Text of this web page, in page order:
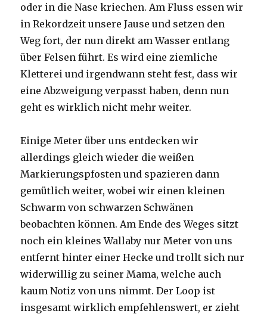
oder in die Nase kriechen. Am Fluss essen wir
in Rekordzeit unsere Jause und setzen den
Weg fort, der nun direkt am Wasser entlang
über Felsen führt. Es wird eine ziemliche
Kletterei und irgendwann steht fest, dass wir
eine Abzweigung verpasst haben, denn nun
geht es wirklich nicht mehr weiter.
Einige Meter über uns entdecken wir
allerdings gleich wieder die weißen
Markierungspfosten und spazieren dann
gemütlich weiter, wobei wir einen kleinen
Schwarm von schwarzen Schwänen
beobachten können. Am Ende des Weges sitzt
noch ein kleines Wallaby nur Meter von uns
entfernt hinter einer Hecke und trollt sich nur
widerwillig zu seiner Mama, welche auch
kaum Notiz von uns nimmt. Der Loop ist
insgesamt wirklich empfehlenswert, er zieht